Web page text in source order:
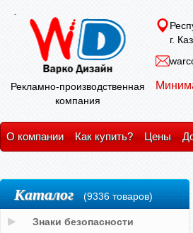
Рекламно-производственная
компания
г.
О компании Как купить? Цены
Каталог (9336 товаров)
Знаки безопасности